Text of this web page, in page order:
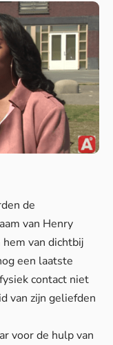
de
van Henry
van dichtbij
een laatste
contact niet
van zijn geliefden
voor de hulp van